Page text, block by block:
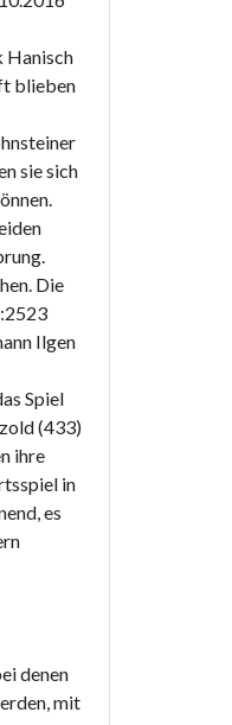
Hanisch
blieben
sie sich
Die
Ilgen
Spiel
(433)
ihre
in
es
denen
mit